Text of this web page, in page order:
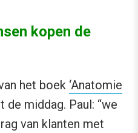
kopen de
het boek ‘Anatomie
de middag. Paul: “we
van klanten met